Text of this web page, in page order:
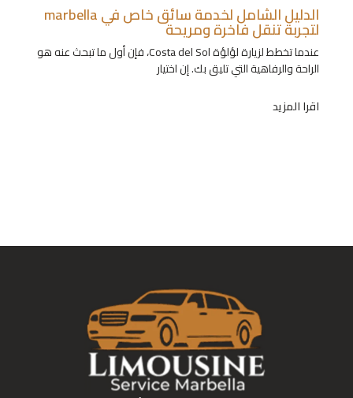
الدليل الشامل لخدمة سائق خاص في marbella
لتجربة تنقل فاخرة ومريحة
عندما تخطط لزيارة لؤلؤة Costa del Sol، فإن أول ما تبحث عنه هو
الراحة والرفاهية التي تليق بك. إن اختيار
اقرا المزيد